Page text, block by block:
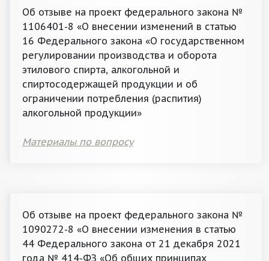
Об отзыве на проект федерального закона №
1106401-8 «О внесении изменений в статью
16 Федерального закона «О государственном
регулировании производства и оборота
этилового спирта, алкогольной и
спиртосодержащей продукции и об
ограничении потребления (распития)
алкогольной продукции»
Материалы по вопросу
Об отзыве на проект федерального закона №
1090272-8 «О внесении изменения в статью
44 Федерального закона от 21 декабря 2021
года № 414-ФЗ «Об общих принципах